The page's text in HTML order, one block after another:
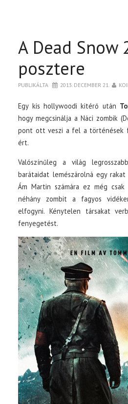
A Dead Snow
posztere
PUBLIKÁLTA 2013. DECEMBER 21.
Egy kis hollywoodi kitérő után
hogy megcsinálja a Náci zombik
pont ott veszi a fel a történések
ért.
Valószínűleg a világ
barátaidat lemészárolná egy
Ám Martin számára ez még
néhány zombit a fagyos
elfogyni. Kénytelen társakat
fenyegetést.